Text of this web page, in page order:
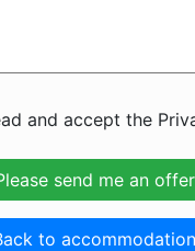
and accept the
to accommodation